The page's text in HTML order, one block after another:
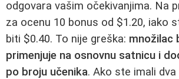
odgovara vašim očekivanjima. Na
za ocenu 10 bonus od $1.20, iako
biti $0.40. To nije greška: množilac
primenjuje na osnovnu satnicu i
po broju učenika. Ako ste imali